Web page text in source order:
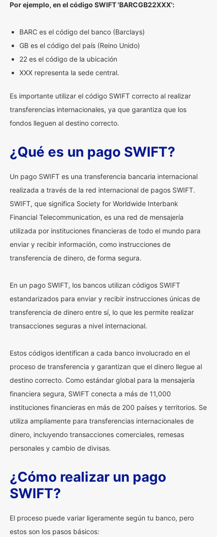
Por ejemplo, en el código SWIFT 'BARCGB22XXX':
BARC es el código del banco (Barclays)
GB es el código del país (Reino Unido)
22 es el código de la ubicación
XXX representa la sede central.
Es importante utilizar el código SWIFT correcto al realizar
transferencias internacionales, ya que garantiza que los
fondos lleguen al destino correcto.
¿Qué es un pago SWIFT?
Un pago SWIFT es una transferencia bancaria internacional
realizada a través de la red internacional de pagos SWIFT.
SWIFT, que significa Society for Worldwide Interbank
Financial Telecommunication, es una red de mensajería
utilizada por instituciones financieras de todo el mundo para
enviar y recibir información, como instrucciones de
transferencia de dinero, de forma segura.
En un pago SWIFT, los bancos utilizan códigos SWIFT
estandarizados para enviar y recibir instrucciones únicas de
transferencia de dinero entre sí, lo que les permite realizar
transacciones seguras a nivel internacional.
Estos códigos identifican a cada banco involucrado en el
proceso de transferencia y garantizan que el dinero llegue al
destino correcto. Como estándar global para la mensajería
financiera segura, SWIFT conecta a más de 11,000
instituciones financieras en más de 200 países y territorios. Se
utiliza ampliamente para transferencias internacionales de
dinero, incluyendo transacciones comerciales, remesas
personales y cambio de divisas.
¿Cómo realizar un pago
SWIFT?
El proceso puede variar ligeramente según tu banco, pero
estos son los pasos básicos: